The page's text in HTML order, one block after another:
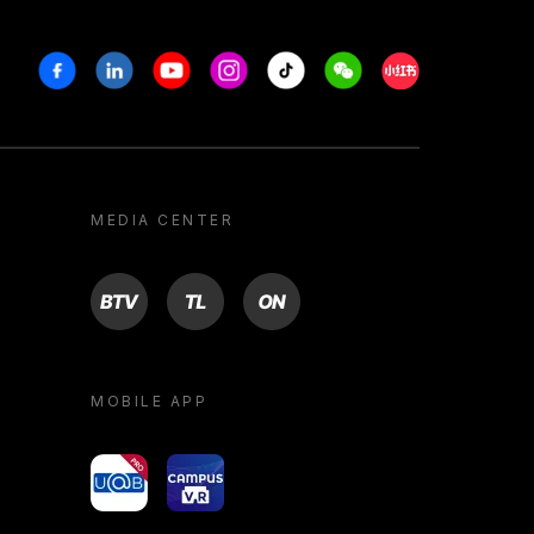
FacebookLinkedinYoutubeInstagram
Tiktok WeechatXiaohongshu/
MEDIA CENTER
BTV TL ON
MOBILE APP
yoU@B Campus VR